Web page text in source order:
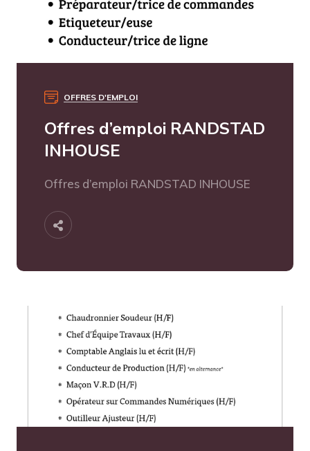
OFFRES D'EMPLOI
Offres d’emploi RANDSTAD
INHOUSE
Offres d’emploi RANDSTAD INHOUSE